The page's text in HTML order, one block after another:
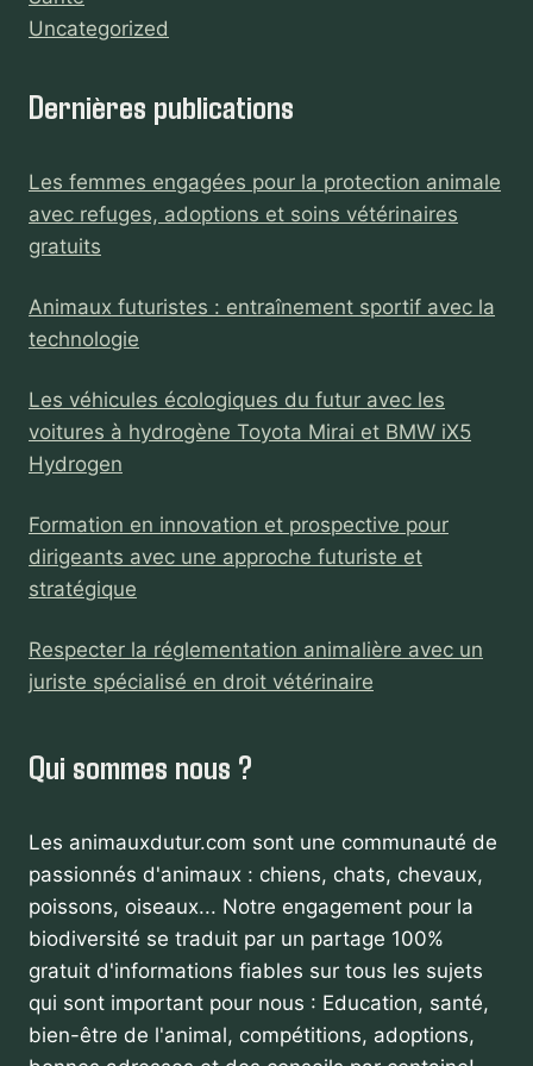
Uncategorized
Dernières publications
Les femmes engagées pour la protection animale
avec refuges, adoptions et soins vétérinaires
gratuits
Animaux futuristes : entraînement sportif avec la
technologie
Les véhicules écologiques du futur avec les
voitures à hydrogène Toyota Mirai et BMW iX5
Hydrogen
Formation en innovation et prospective pour
dirigeants avec une approche futuriste et
stratégique
Respecter la réglementation animalière avec un
juriste spécialisé en droit vétérinaire
Qui sommes nous ?
Les animauxdutur.com sont une communauté de
passionnés d'animaux : chiens, chats, chevaux,
poissons, oiseaux... Notre engagement pour la
biodiversité se traduit par un partage 100%
gratuit d'informations fiables sur tous les sujets
qui sont important pour nous : Education, santé,
bien-être de l'animal, compétitions, adoptions,